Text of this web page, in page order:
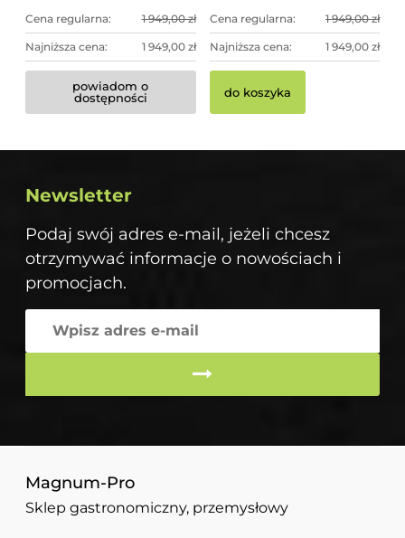
Cena regularna: 1 949,00 zł
Najniższa cena: 1 949,00 zł
powiadom o
dostępności
Cena regularna: 1 949,00 zł
Najniższa cena: 1 949,00 zł
do koszyka
Newsletter
Podaj swój adres e-mail, jeżeli chcesz
otrzymywać informacje o nowościach i
promocjach.
Magnum-Pro
Sklep gastronomiczny, przemysłowy